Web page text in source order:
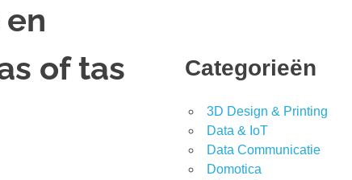
of tas
Categorieën
3D Design & Printing
Data & IoT
Data Communicatie
Domotica